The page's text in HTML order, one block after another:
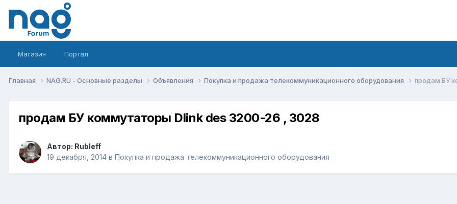
Магазин Портал
Главная NAG.RU - Основные разделы Объявления Покупка и продажа телекоммуникационного оборудования продам БУ
продам БУ коммутаторы Dlink des 3200-26 , 3028
Автор: Rubleff
19 декабря, 2014 в Покупка и продажа телекоммуникационного оборудования